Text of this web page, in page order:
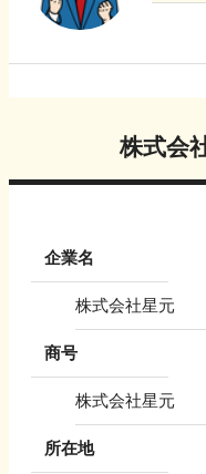
株式会
企業名
株式会社星元
商号
株式会社星元
所在地